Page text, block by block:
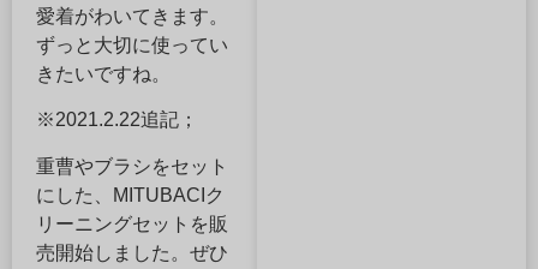
愛着がわいてきます。
ずっと大切に使ってい
きたいですね。
※2021.2.22追記；
重曹やブラシをセット
にした、MITUBACIク
リーニングセットを販
売開始しました。ぜひ